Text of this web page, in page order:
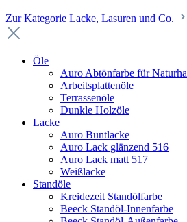
Zur Kategorie Lacke, Lasuren und Co.
Öle
Auro Abtönfarbe für
Arbeitsplattenöle
Terrassenöle
Dunkle Holzöle
Lacke
Auro Buntlacke
Auro Lack glänzend 516
Auro Lack matt 517
Weißlacke
Standöle
Kreidezeit Standölfarbe
Beeck Standöl-Innenfarbe